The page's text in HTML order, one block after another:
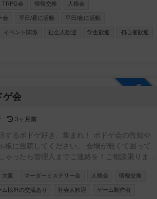
TRPG会 情報交換 人狼会
会 平日/昼に活動 平日/夜に活動
イベント関係 社会人歓迎 学生歓迎 初心者歓迎
ゲ会
3ヶ月前
するボドゲ好き、集まれ！ ボドゲ会の告知や
してください。 会場が無くて困って
ゃったら管理人までご連絡を！ご相談乗りま
大阪 マーダーミステリー会 人狼会 情報交換
ム以外の交流あり 社会人歓迎 ゲーム制作者